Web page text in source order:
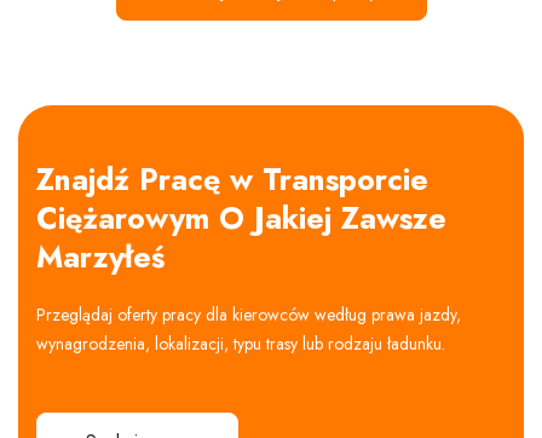
Znajdź Pracę w Transporcie
Ciężarowym O Jakiej Zawsze
Marzyłeś
Przeglądaj oferty pracy dla kierowców według prawa jazdy,
wynagrodzenia, lokalizacji, typu trasy lub rodzaju ładunku.